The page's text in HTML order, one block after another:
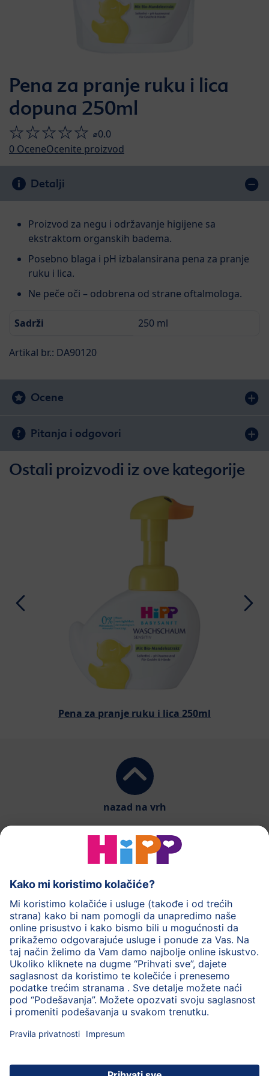
Pena za pranje ruku i lica
dopuna 250ml
⌀0.0
0 OceneOcenite proizvod
Detalji
Proizvod za negu i održavanje higijene sa
ekstraktom organskih badema.
Posebno blaga i pH izbalansirana pena za pranje
ruku i lica.
Ne peče oči – odobrena od strane oftalmologa.
Sadrži 250 ml
Artikal br.: DA90120
Ocene
Pitanja i odgovori
Ostali proizvodi iz ove kategorije
Pena za pranje ruku i lica 250ml
nazad na vrh
HiPP mlečna hrana
HiPP hrana za bebe
HiPP Deca
HiPP nega HiPP trudnoća
Zaštita privatnosti
Uslovi korišćenja
Impresum
O HiPP Kontakt